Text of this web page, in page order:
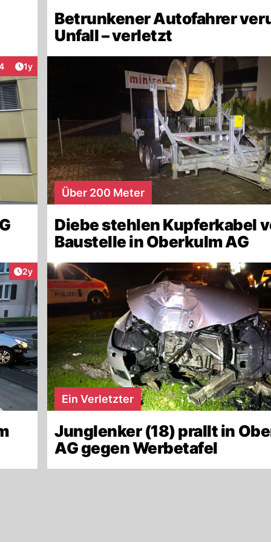
Betrunkener Autofahrer
Unfall – verletzt
Artikel veröffentlicht:
1y
Über 200 Meter
Diebe stehlen Kupferkabel
Baustelle in Oberkulm AG
Artikel veröffentlicht:
2y
Ein Verletzter
Junglenker (18) prallt in
AG gegen Werbetafel